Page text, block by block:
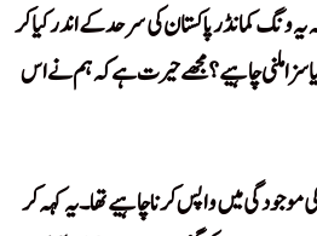
یہ ونگ کمانڈر پاکستان کی سرحد کے اندر کیا کر
سزا ملنی چاہیے؟ مجھے حیرت ہے کہ ہم نے اس
میں واپس کرنا چاہیے تھا۔ یہ کہہ کر